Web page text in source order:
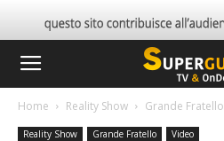
Home Reality Show Grande Fratello
Reality Show Grande Fratello Video